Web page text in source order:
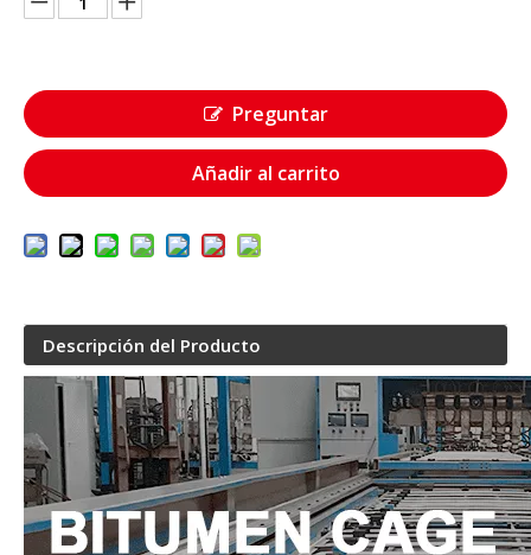
Preguntar
Añadir al carrito
Descripción del Producto